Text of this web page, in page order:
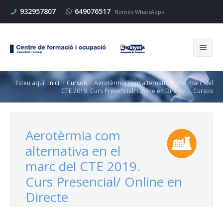
932957807 649076517 Només WhatsApps
Cerca
Cursos
Enginyers
Empresa
Esteu aquí: Inici Cursos
Aerotèrmia com alternativa en el marc del
CTE 2019. Curs Presencial/ Online en Directe
Cursos
Aerotèrmia com
alternativa en el
marc del CTE 2019.
Curs Presencial/ Online en
Directe